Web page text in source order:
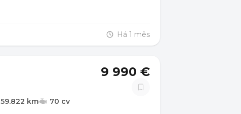
Há 1 mês
9 990 €
59.822 km 70 cv